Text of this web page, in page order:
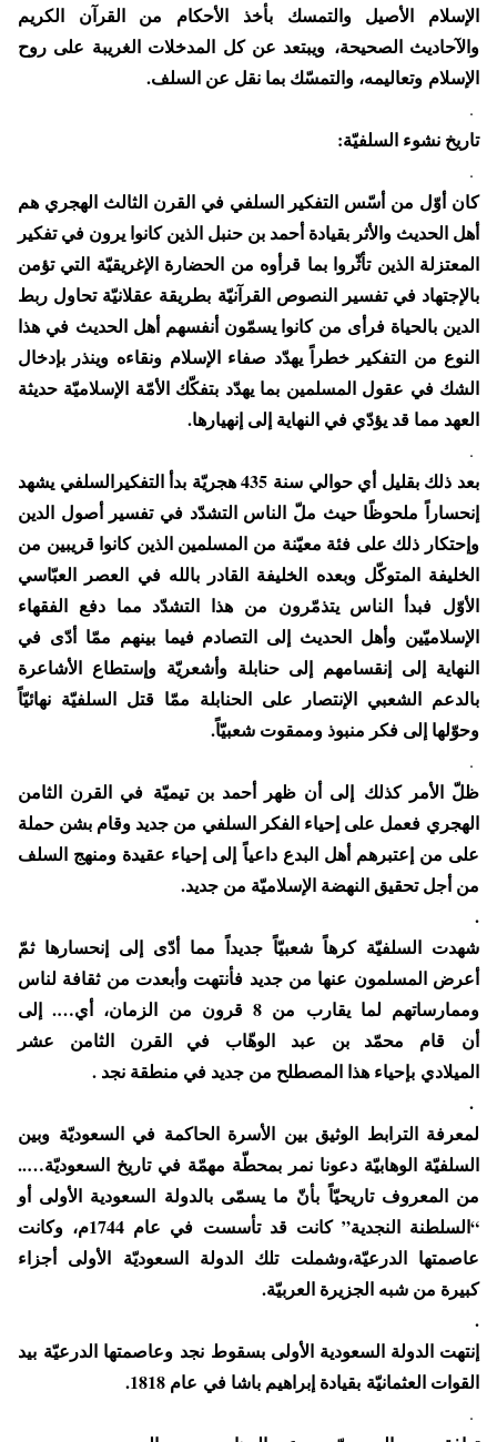
الإسلام الأصيل والتمسك بأخذ الأحكام من القرآن الكريم
والآحاديث الصحيحة، ويبتعد عن كل المدخلات الغريبة على روح
الإسلام وتعاليمه، والتمسّك بما نقل عن السلف.
.
تاريخ نشوء السلفيّة:
.
كان أوّل من أسّس التفكير السلفي في القرن الثالث الهجري هم
أهل الحديث والأثر بقيادة أحمد بن حنبل الذين كانوا يرون في تفكير
المعتزلة الذين تأثّروا بما قرأوه من الحضارة الإغريقيّة التي تؤمن
بالإجتهاد في تفسير النصوص القرآنيّة بطريقة عقلانيّة تحاول ربط
الدين بالحياة فرأى من كانوا يسمّون أنفسهم أهل الحديث في هذا
النوع من التفكير خطراً يهدّد صفاء الإسلام ونقاءه وينذر بإدخال
الشك في عقول المسلمين بما يهدّد بتفكّك الأمّة الإسلاميّة حديثة
العهد مما قد يؤدّي في النهاية إلى إنهيارها.
.
بعد ذلك بقليل أي حوالي سنة 435 هجريّة بدأ التفكيرالسلفي يشهد
إنحساراً ملحوظًا حيث ملّ الناس التشدّد في تفسير أصول الدين
وإحتكار ذلك على فئة معيّنة من المسلمين الذين كانوا قريبين من
الخليفة المتوكّل وبعده الخليفة القادر بالله في العصر العبّاسي
الأوّل فبدأ الناس يتذمّرون من هذا التشدّد مما دفع الفقهاء
الإسلاميّين وأهل الحديث إلى التصادم فيما بينهم ممّا أدّى في
النهاية إلى إنقسامهم إلى حنابلة وأشعريّة وإستطاع الأشاعرة
بالدعم الشعبي الإنتصار على الحنابلة ممّا قتل السلفيّة نهائيّاً
وحوّلها إلى فكر منبوذ وممقوت شعبيّاً.
.
ظلّ الأمر كذلك إلى أن ظهر أحمد بن تيميّة في القرن الثامن
الهجري فعمل على إحياء الفكر السلفي من جديد وقام بشن حملة
على من إعتبرهم أهل البدع داعياً إلى إحياء عقيدة ومنهج السلف
من أجل تحقيق النهضة الإسلاميّة من جديد.
.
شهدت السلفيّة كرهاً شعبيّاً جديداً مما أدّى إلى إنحسارها ثمّ
أعرض المسلمون عنها من جديد فأنتهت وأبعدت من ثقافة لناس
وممارساتهم لما يقارب من 8 قرون من الزمان، أي…. إلى
أن قام محمّد بن عبد الوهّاب في القرن الثامن عشر
الميلادي بإحياء هذا المصطلح من جديد في منطقة نجد .
.
لمعرفة الترابط الوثيق بين الأسرة الحاكمة في السعوديّة وبين
السلفيّة الوهابيّة دعونا نمر بمحطّة مهمّة في تاريخ السعوديّة…..
من المعروف تاريحيّاً بأنّ ما يسمّى بالدولة السعودية الأولى أو
“السلطنة النجدية” كانت قد تأسست في عام 1744م، وكانت
عاصمتها الدرعيّة،وشملت تلك الدولة السعوديّة الأولى أجزاء
كبيرة من شبه الجزيرة العربيّة.
.
إنتهت الدولة السعودية الأولى بسقوط نجد وعاصمتها الدرعيّة بيد
القوات العثمانيّة بقيادة إبراهيم باشا في عام 1818.
.